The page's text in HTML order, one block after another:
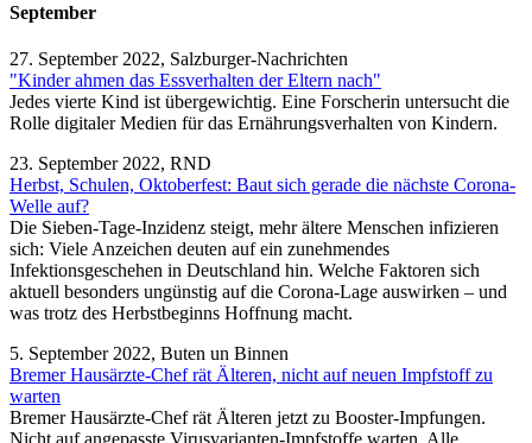
September
27. September 2022, Salzburger-Nachrichten
"Kinder ahmen das Essverhalten der Eltern nach"
Jedes vierte Kind ist übergewichtig. Eine Forscherin untersucht die
Rolle digitaler Medien für das Ernährungsverhalten von Kindern.
23. September 2022, RND
Herbst, Schulen, Oktoberfest: Baut sich gerade die nächste Corona-
Welle auf?
Die Sieben-Tage-Inzidenz steigt, mehr ältere Menschen infizieren
sich: Viele Anzeichen deuten auf ein zunehmendes
Infektionsgeschehen in Deutschland hin. Welche Faktoren sich
aktuell besonders ungünstig auf die Corona-Lage auswirken – und
was trotz des Herbstbeginns Hoffnung macht.
5. September 2022, Buten un Binnen
Bremer Hausärzte-Chef rät Älteren, nicht auf neuen Impfstoff zu
warten
Bremer Hausärzte-Chef rät Älteren jetzt zu Booster-Impfungen.
Nicht auf angepasste Virusvarianten-Impfstoffe warten. Alle